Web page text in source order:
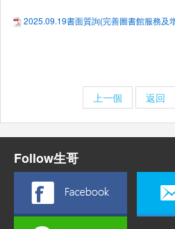
2025.09.19書面質詢(完善圖書館服務及
上一個 返回
Follow生哥